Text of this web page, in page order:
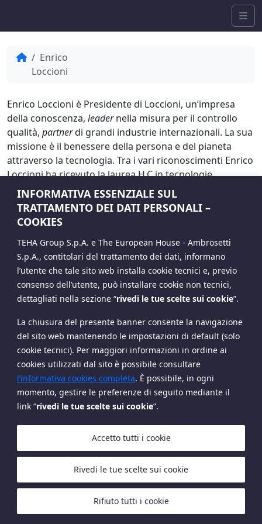
INFORMATIVA ESSENZIALE SUL
TRATTAMENTO DEI DATI PERSONALI –
COOKIES
TEHA Group S.p.A. e The European House - Ambrosetti
S.p.A., contitolari del trattamento dei dati, informano
l’utente che tale sito web installa cookie tecnici e, previo
consenso dell’utente, può installare cookie non tecnici,
dettagliati nella sezione “rivedi le tue scelte sui cookie”.
La chiusura del presente banner consente la navigazione
del sito web mantenendo le impostazioni di default (solo
cookie tecnici). Per maggiori informazioni in ordine ai
cookies utilizzati dal sito è possibile consultare
l’informativa cookies completa. È possibile, in ogni
momento, gestire le preferenze di seguito mediante il
link “rivedi le tue scelte sui cookie”.
Rivedi le tue scelte sui cookie
Rifiuto tutti i cookie
Accetto tutti i cookie
HomeEnrico
Loccioni
Enrico Loccioni è Presidente di Loccioni, un’impresa
della conoscenza, leadernella misura per il controllo
qualità, partnerdi grandi industrie internazionali. La sua
missione è il benessere della persona e del pianeta
attraverso la tecnologia. Tra i vari riconoscimenti Enrico
Loccioni ha ricevuto la laurea H.C in tecnologie
dell’innovazione dell’Università degli Studi di Camerino,
il Premio Ernst&Young “Imprenditore dell’Anno”, il
Premio Innovazione Amica dell’Ambiente, il Premio
l’Innovazione, la nomina a Cavaliere del Lavoro della
Repubblica Italiana.
Enrico
Giovannini
Luca
Petoletti
Copyright The European House - Ambrosetti - Ottobre
Cookies Privacy Policy